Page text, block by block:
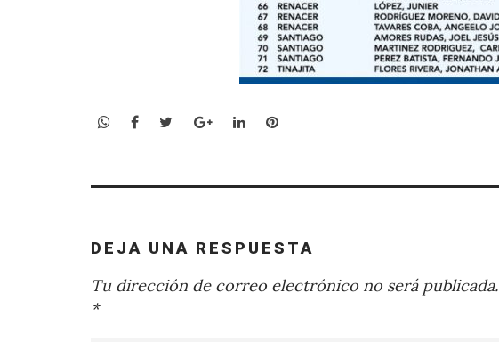
WhatsApp
Facebook
TwitterGoogle+LinkedInPinterest
DEJA UNA RESPUESTA
Tu dirección de correo electrónico no será publicada.
*